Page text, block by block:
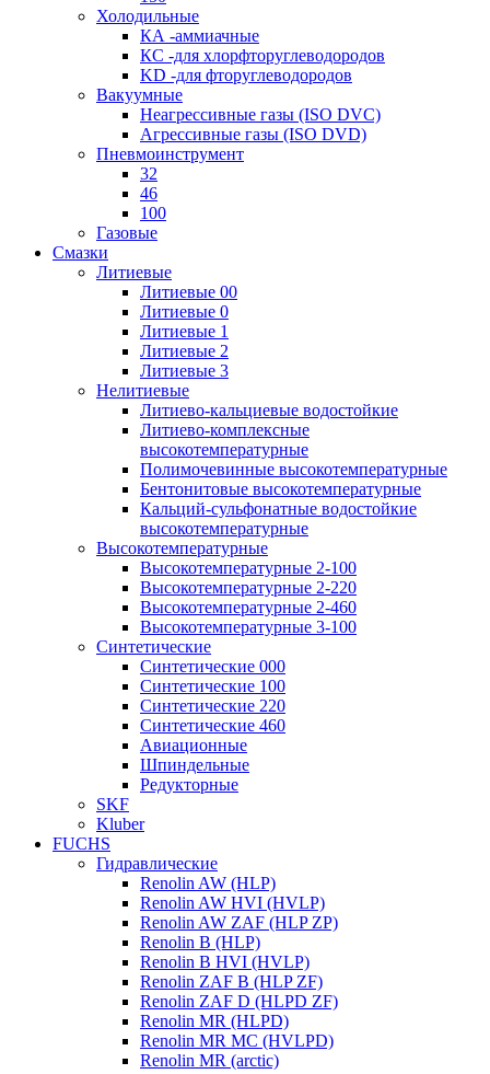
Холодильные
КА -аммиачные
КС -для хлорфторуглеводородов
KD -для фторуглеводородов
Вакуумные
Неагрессивные газы (ISO DVC)
Агрессивные газы (ISO DVD)
Пневмоинструмент
32
46
100
Газовые
Смазки
Литиевые
Литиевые 00
Литиевые 0
Литиевые 1
Литиевые 2
Литиевые 3
Нелитиевые
Литиево-кальциевые водостойкие
Литиево-комплексные
высокотемпературные
Полимочевинные высокотемпературные
Бентонитовые высокотемпературные
Кальций-сульфонатные водостойкие
высокотемпературные
Высокотемпературные
Высокотемпературные 2-100
Высокотемпературные 2-220
Высокотемпературные 2-460
Высокотемпературные 3-100
Синтетические
Синтетические 000
Синтетические 100
Синтетические 220
Синтетические 460
Авиационные
Шпиндельные
Редукторные
SKF
Kluber
FUCHS
Гидравлические
Renolin AW (HLP)
Renolin AW HVI (HVLP)
Renolin AW ZAF (HLP ZP)
Renolin B (HLP)
Renolin B HVI (HVLP)
Renolin ZAF B (HLP ZF)
Renolin ZAF D (HLPD ZF)
Renolin MR (HLPD)
Renolin MR MC (HVLPD)
Renolin MR (arctic)